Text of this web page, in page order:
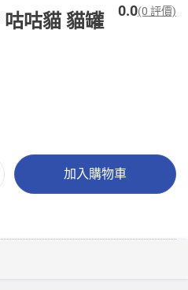
咕貓 貓罐
0.0(0 評價)
加入購物車